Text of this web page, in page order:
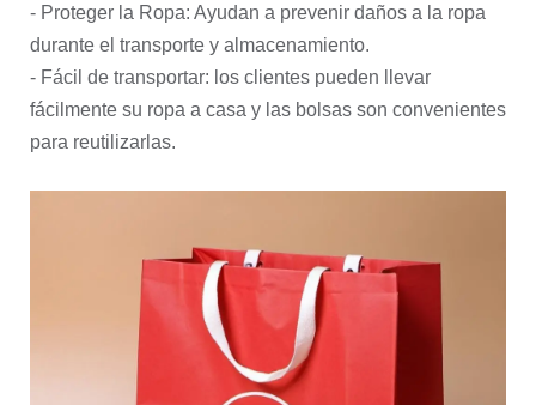
- Proteger la Ropa: Ayudan a prevenir daños a la ropa
durante el transporte y almacenamiento.
- Fácil de transportar: los clientes pueden llevar
fácilmente su ropa a casa y las bolsas son convenientes
para reutilizarlas.